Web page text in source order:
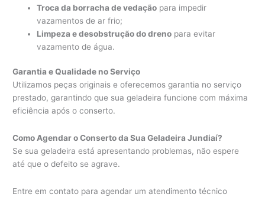
Troca da borracha de vedação para impedir
vazamentos de ar frio;
Limpeza e desobstrução do dreno para evitar
vazamento de água.
Garantia e Qualidade no Serviço
Utilizamos peças originais e oferecemos garantia no serviço
prestado, garantindo que sua geladeira funcione com máxima
eficiência após o conserto.
Como Agendar o Conserto da Sua Geladeira Jundiaí?
Se sua geladeira está apresentando problemas, não espere
até que o defeito se agrave.
Entre em contato para agendar um atendimento técnico